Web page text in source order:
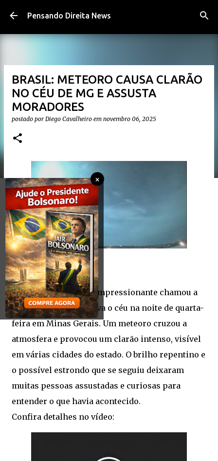
Pular para o conteúdo principal
Pensando Direita News
×
BRASIL: METEORO CAUSA CLARÃO
NO CÉU DE MG E ASSUSTA
MORADORES
postado por Diego Cavalheiro em novembro 06, 2025
Um fenômeno raro e impressionante chamou a
atenção de quem olhava o céu na noite de quarta-
feira em Minas Gerais. Um meteoro cruzou a
atmosfera e provocou um clarão intenso, visível
em várias cidades do estado. O brilho repentino e
o possível estrondo que se seguiu deixaram
muitas pessoas assustadas e curiosas para
entender o que havia acontecido.
Confira detalhes no vídeo: